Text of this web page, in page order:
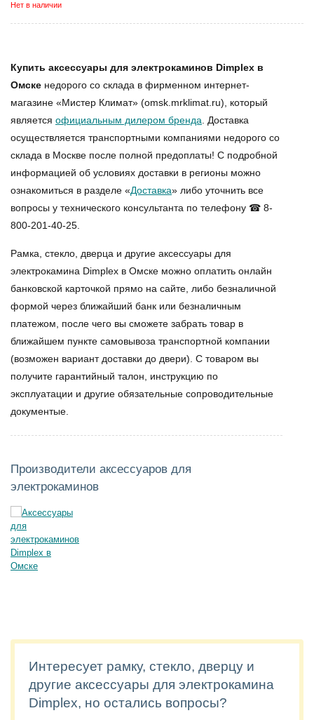
Нет в наличии
Купить аксессуары для электрокаминов Dimplex в
Омске недорого со склада в фирменном интернет-
магазине «Мистер Климат» (omsk.mrklimat.ru), который
является официальным дилером бренда . Доставка
осуществляется транспортными компаниями недорого со
склада в Москве после полной предоплаты! С подробной
информацией об условиях доставки в регионы можно
ознакомиться в разделе «Доставка» либо уточнить все
вопросы у технического консультанта по телефону ☎ 8-
800-201-40-25.
Рамка, стекло, дверца и другие аксессуары для
электрокамина Dimplex в Омске можно оплатить онлайн
банковской карточкой прямо на сайте, либо безналичной
формой через ближайший банк или безналичным
платежом, после чего вы сможете забрать товар в
ближайшем пункте самовывоза транспортной компании
(возможен вариант доставки до двери). С товаром вы
получите гарантийный талон, инструкцию по
эксплуатации и другие обязательные сопроводительные
документые.
Производители аксессуаров для
электрокаминов
Интересует рамку, стекло, дверцу и
другие аксессуары для электрокамина
Dimplex, но остались вопросы?